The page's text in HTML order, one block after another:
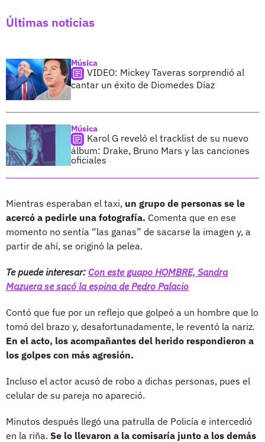
Últimas noticias
Música
VIDEO: Mickey Taveras sorprendió al
cantar un éxito de Diomedes Díaz
Música
Karol G reveló el tracklist de su nuevo
álbum: Drake, Bruno Mars y las canciones
oficiales
Mientras esperaban el taxi, un grupo de personas se le
acercó a pedirle una fotografía. Comenta que en ese
momento no sentía “las ganas” de sacarse la imagen y, a
partir de ahí, se originó la pelea.
Te puede interesar: Con este guapo HOMBRE, Sandra
Mazuera se sacó la espina de Pedro Palacio
Contó que fue por un reflejo que golpeó a un hombre que lo
tomó del brazo y, desafortunadamente, le reventó la nariz.
En el acto, los acompañantes del herido respondieron a
los golpes con más agresión.
Incluso el actor acusó de robo a dichas personas, pues el
celular de su pareja no apareció.
Minutos después llegó una patrulla de Policía e intercedió
en la riña. Se lo llevaron a la comisaría junto a los demás